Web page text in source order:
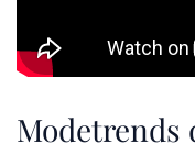
Modetrends